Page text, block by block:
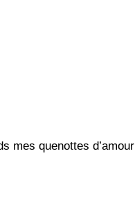
mes quenottes d’amour